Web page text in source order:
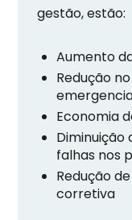
gestão, estão:
Aumento
Redução
Economia
Diminuição
falhas nos
Redução
corretiva